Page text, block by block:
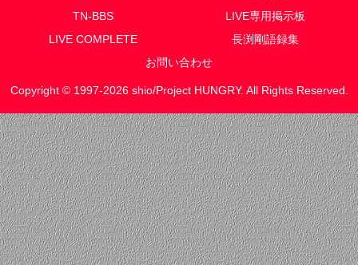
TN-BBS
LIVE専用掲示板
LIVE COMPLETE
長渕剛語録集
お問い合わせ
Copyright © 1997-2026 shio/Project HUNGRY. All Rights Reserved.